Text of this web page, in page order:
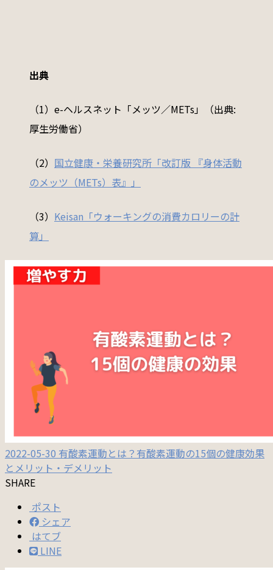
出典
（1）e-ヘルスネット「メッツ／METs」（出典:
厚生労働省）
（2） 国立健康・栄養研究所「改訂版 『身体活動
のメッツ（METs）表』」
（3） Keisan「ウォーキングの消費カロリーの計
算」
2022-05-30 有酸素運動とは？有酸素運動の15個の健康効果
とメリット・デメリット
SHARE
ポスト
シェア
はてブ
LINE